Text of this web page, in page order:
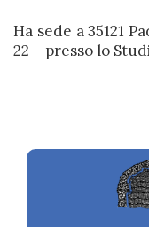
Ha sede a 35121
22 – presso lo